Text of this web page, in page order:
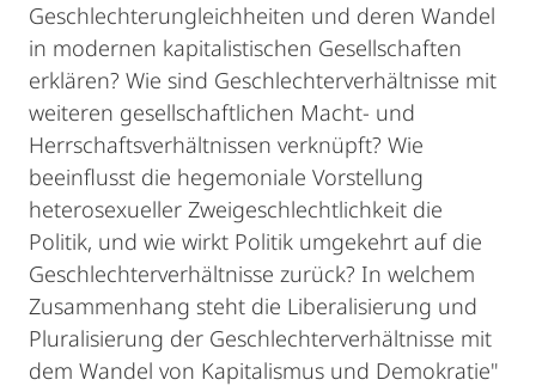
Geschlechterungleichheiten und deren Wandel
in modernen kapitalistischen Gesellschaften
erklären? Wie sind Geschlechterverhältnisse mit
weiteren gesellschaftlichen Macht- und
Herrschaftsverhältnissen verknüpft? Wie
beeinflusst die hegemoniale Vorstellung
heterosexueller Zweigeschlechtlichkeit die
Politik, und wie wirkt Politik umgekehrt auf die
Geschlechterverhältnisse zurück? In welchem
Zusammenhang steht die Liberalisierung und
Pluralisierung der Geschlechterverhältnisse mit
dem Wandel von Kapitalismus und Demokratie"